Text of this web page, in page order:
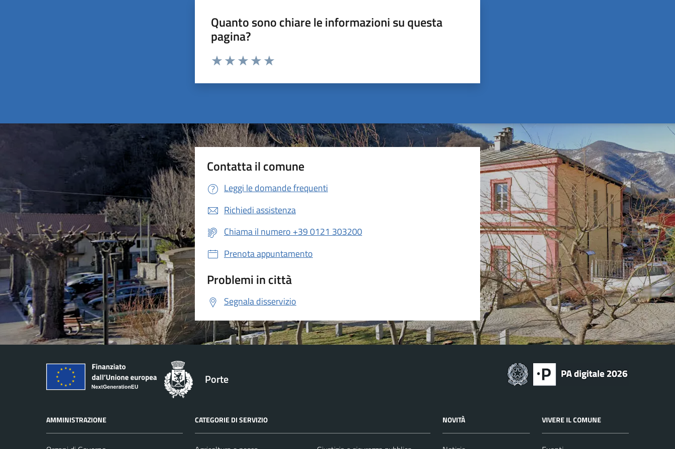
Quanto sono chiare le informazioni su questa
pagina?
Valuta da 1 a 5 stelle la pagina
Contatta il comune
Leggi le domande frequenti
Richiedi assistenza
Chiama il numero +39 0121 303200
Prenota appuntamento
Problemi in città
Segnala disservizio
Porte
AMMINISTRAZIONE CATEGORIE DI SERVIZIO NOVITÀ VIVERE IL COMUNE